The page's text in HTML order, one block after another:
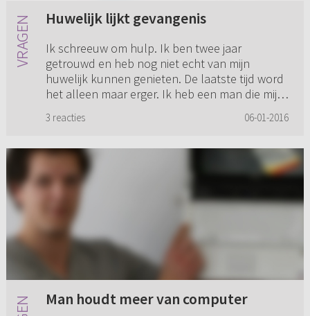
Huwelijk lijkt gevangenis
Ik schreeuw om hulp. Ik ben twee jaar
getrouwd en heb nog niet echt van mijn
huwelijk kunnen genieten. De laatste tijd word
het alleen maar erger. Ik heb een man die mij
3 reacties 06-01-2016
Man houdt meer van computer